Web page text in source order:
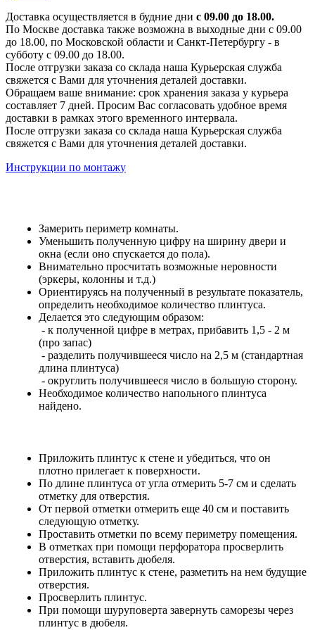
Доставка осуществляется в будние дни с 09.00 до 18.00.
По Москве доставка также возможна в выходные дни с 09.00
до 18.00, по Московской области и Санкт-Петербургу - в
субботу с 09.00 до 18.00.
После отгрузки заказа со склада наша Курьерская служба
свяжется с Вами для уточнения деталей доставки.
Обращаем ваше внимание: срок хранения заказа у курьера
составляет 7 дней. Просим Вас согласовать удобное время
доставки в рамках этого временного интервала.
После отгрузки заказа со склада наша Курьерская служба
свяжется с Вами для уточнения деталей доставки.
Инструкции по монтажу
Замерить периметр комнаты.
Уменьшить полученную цифру на ширину двери и
окна (если оно спускается до пола).
Внимательно просчитать возможные неровности
(эркеры, колонны и т.д.)
Ориентируясь на полученный в результате показатель,
определить необходимое количество плинтуса.
Делается это следующим образом:
- к полученной цифре в метрах, прибавить 1,5 - 2 м
(про запас)
- разделить получившееся число на 2,5 м (стандартная
длина плинтуса)
- округлить получившееся число в большую сторону.
Необходимое количество напольного плинтуса
найдено.
Приложить плинтус к стене и убедиться, что он
плотно прилегает к поверхности.
По длине плинтуса от угла отмерить 5-7 см и сделать
отметку для отверстия.
От первой отметки отмерить еще 40 см и поставить
следующую отметку.
Проставить отметки по всему периметру помещения.
В отметках при помощи перфоратора просверлить
отверстия, вставить дюбеля.
Приложить плинтус к стене, разметить на нем будущие
отверстия.
Просверлить плинтус.
При помощи шуруповерта завернуть саморезы через
плинтус в дюбеля.